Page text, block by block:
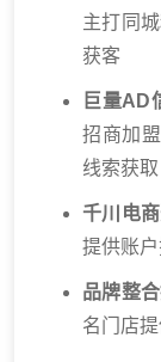
主打同
获客
巨量AD
招商加
线索获取
千川电
提供账
品牌整
名门店